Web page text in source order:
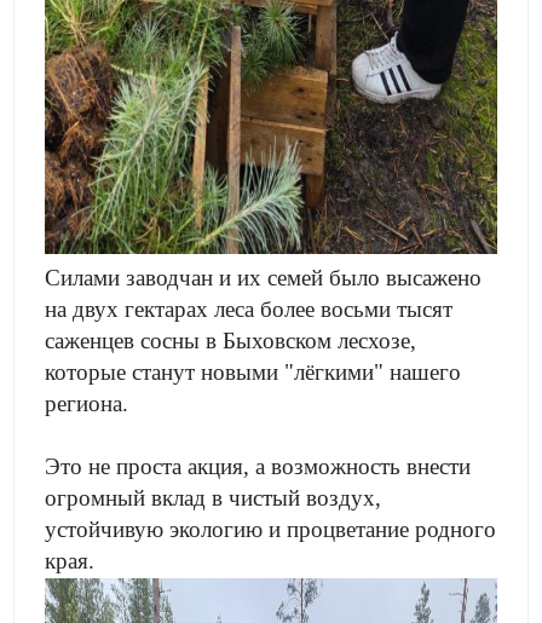
Силами заводчан и их семей было высажено
на двух гектарах леса более восьми тысят
саженцев сосны в Быховском лесхозе,
которые станут новыми "лёгкими" нашего
региона.
Это не проста акция, а возможность внести
огромный вклад в чистый воздух,
устойчивую экологию и процветание родного
края.